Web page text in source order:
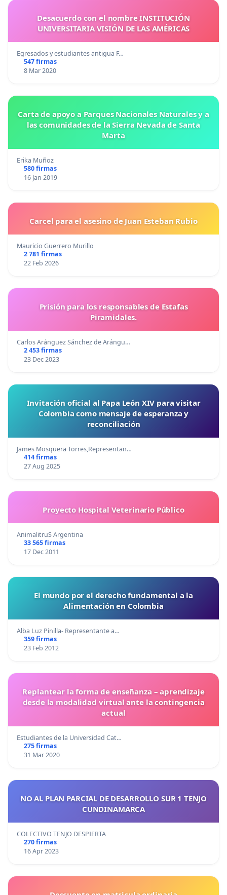
Desacuerdo con el nombre INSTITUCIÓN
UNIVERSITARIA VISIÓN DE LAS AMÉRICAS
Egresados y estudiantes antigua F…
547 firmas
8 Mar 2020
Carta de apoyo a Parques Nacionales Naturales y a
las comunidades de la Sierra Nevada de Santa
Marta
Erika Muñoz
580 firmas
16 Jan 2019
Carcel para el asesino de Juan Esteban Rubio
Mauricio Guerrero Murillo
2 781 firmas
22 Feb 2026
Prisión para los responsables de Estafas
Piramidales.
Carlos Aránguez Sánchez de Arángu…
2 453 firmas
23 Dec 2023
Invitación oficial al Papa León XIV para visitar
Colombia como mensaje de esperanza y
reconciliación
James Mosquera Torres,Representan…
414 firmas
27 Aug 2025
Proyecto Hospital Veterinario Público
AnimalitruS Argentina
33 565 firmas
17 Dec 2011
El mundo por el derecho fundamental a la
Alimentación en Colombia
Alba Luz Pinilla- Representante a…
359 firmas
23 Feb 2012
Replantear la forma de enseñanza – aprendizaje
desde la modalidad virtual ante la contingencia
actual
Estudiantes de la Universidad Cat…
275 firmas
31 Mar 2020
NO AL PLAN PARCIAL DE DESARROLLO SUR 1 TENJO
CUNDINAMARCA
COLECTIVO TENJO DESPIERTA
270 firmas
16 Apr 2023